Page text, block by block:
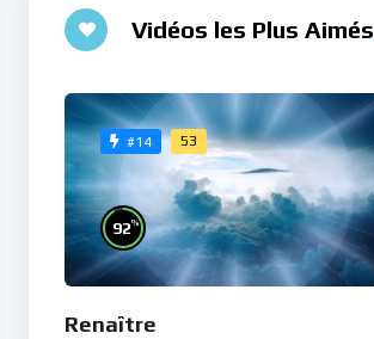
Vidéos les Plus Aimés
#14 53
92%
Renaître